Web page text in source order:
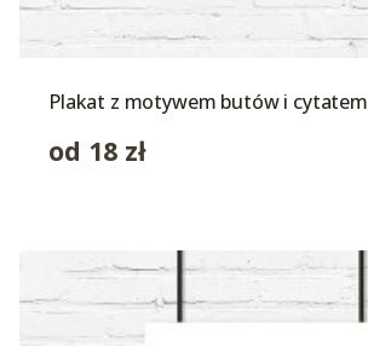
Plakat z motywem butów i cytatem
od 18 zł